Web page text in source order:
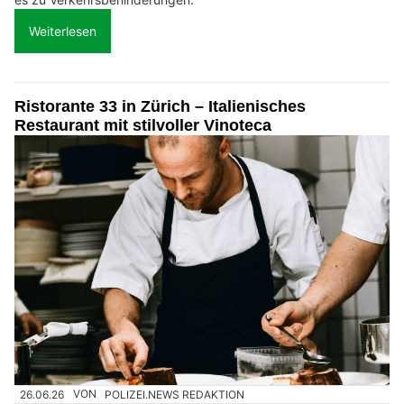
Weiterlesen
Ristorante 33 in Zürich – Italienisches
Restaurant mit stilvoller Vinoteca
26.06.26 VON POLIZEI.NEWS REDAKTION